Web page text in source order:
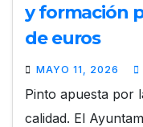
y formación
de euros
MAYO 11, 2026
Pinto apuesta por
calidad. El